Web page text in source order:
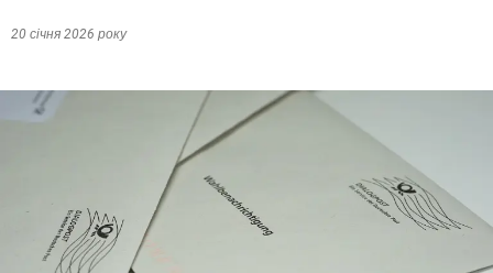
20 січня 2026 року